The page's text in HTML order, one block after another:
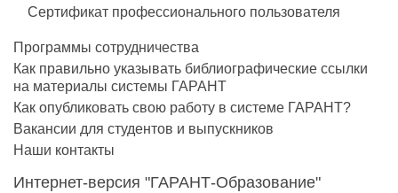
Сертификат профессионального пользователя
Программы сотрудничества
Как правильно указывать библиографические ссылки
на материалы системы ГАРАНТ
Как опубликовать свою работу в системе ГАРАНТ?
Вакансии для студентов и выпускников
Наши контакты
Интернет-версия "ГАРАНТ-Образование"